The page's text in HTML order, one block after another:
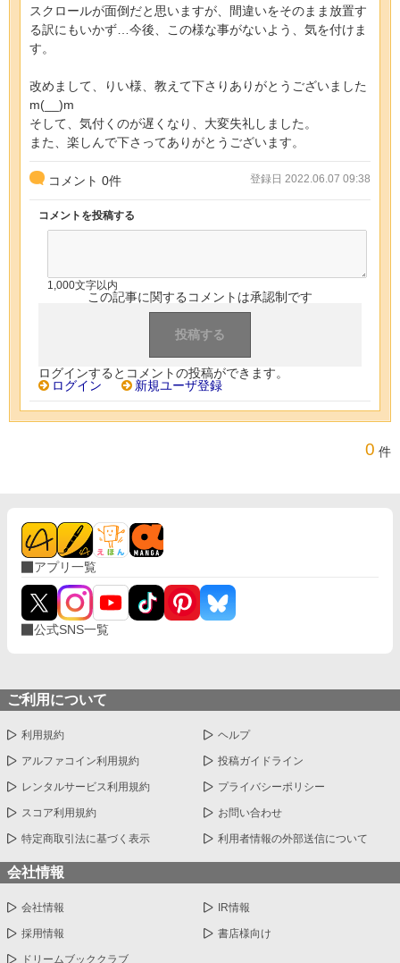
スクロールが面倒だと思いますが、間違いをそのまま放置す
る訳にもいかず…今後、この様な事がないよう、気を付けま
す。
改めまして、りい様、教えて下さりありがとうございました
m(__)m
そして、気付くのが遅くなり、大変失礼しました。
また、楽しんで下さってありがとうございます。
コメント 0件 登録日 2022.06.07 09:38
コメントを投稿する
1,000文字以内
この記事に関するコメントは承認制です
ログインするとコメントの投稿ができます。
ログイン
新規ユーザ登録
0 件
アプリ一覧
公式SNS一覧
ご利用について
利用規約 ヘルプ
アルファコイン利用規約 投稿ガイドライン
レンタルサービス利用規約 プライバシーポリシー
スコア利用規約 お問い合わせ
特定商取引法に基づく表示 利用者情報の外部送信について
会社情報
会社情報 IR情報
採用情報 書店様向け
ドリームブッククラブ